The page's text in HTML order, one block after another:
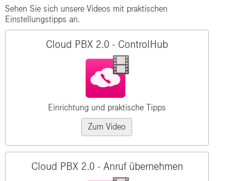
Sehen Sie sich unsere Videos mit praktischen
Einstellungstipps an.
Cloud PBX 2.0 - ControlHub
Einrichtung und praktische Tipps
Zum Video
Cloud PBX 2.0 - Anruf übernehmen